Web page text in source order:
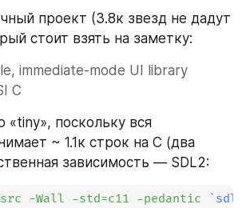
проект (3.8к звезд не дадут
стоит взять на заметку:
immediate-mode UI library
C
«tiny», поскольку вся
~ 1.1к строк на С (два
зависимость — SDL2:
-Wall -std=c11 -pedantic `